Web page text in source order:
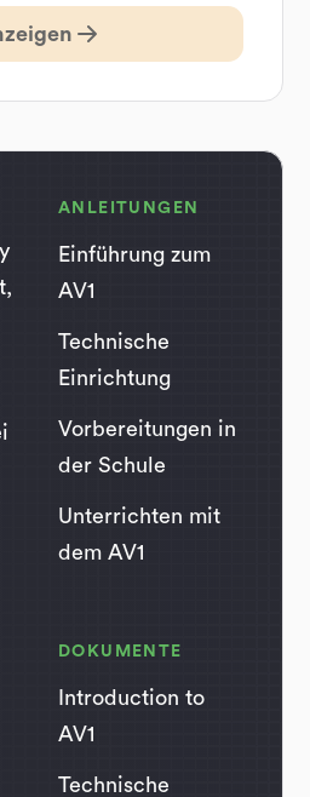
ANLEITUNGEN
Einführung zum
AV1
Technische
Einrichtung
Vorbereitungen in
der Schule
Unterrichten mit
dem AV1
DOKUMENTE
Introduction to
AV1
Technische